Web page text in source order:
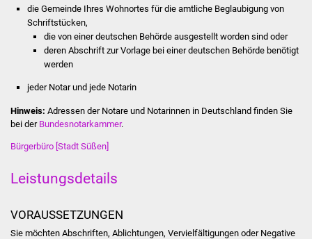
die Gemeinde Ihres Wohnortes für die amtliche Beglaubigung von
Schriftstücken,
die von einer deutschen Behörde ausgestellt worden sind oder
deren Abschrift zur Vorlage bei einer deutschen Behörde benötigt
werden
jeder Notar und jede Notarin
Hinweis: Adressen der Notare und Notarinnen in Deutschland finden Sie
bei der Bundesnotarkammer.
Bürgerbüro [Stadt Süßen]
Leistungsdetails
VORAUSSETZUNGEN
Sie möchten Abschriften, Ablichtungen, Vervielfältigungen oder Negative